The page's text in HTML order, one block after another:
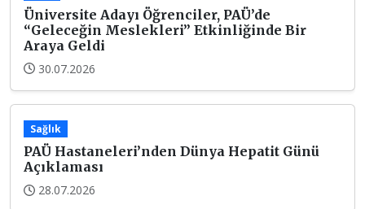
Üniversite Adayı Öğrenciler, PAÜ’de
“Geleceğin Meslekleri” Etkinliğinde Bir
Araya Geldi
30.07.2026
Sağlık
PAÜ Hastaneleri’nden Dünya Hepatit Günü
Açıklaması
28.07.2026